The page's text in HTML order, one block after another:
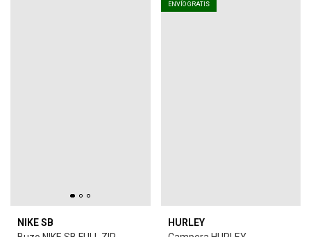
NIKE SB
ENVÍO GRATIS
HURLEY